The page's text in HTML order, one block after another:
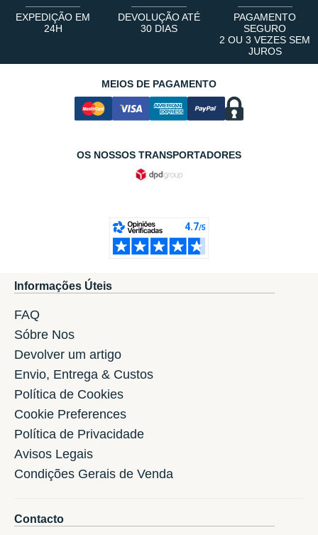
EXPEDIÇÃO EM
24H
DEVOLUÇÃO ATÉ
30 DIAS
PAGAMENTO
SEGURO
2 OU 3 VEZES SEM
JUROS
MEIOS DE PAGAMENTO
OS NOSSOS TRANSPORTADORES
Informações Úteis
FAQ
Sóbre Nos
Devolver um artigo
Envio, Entrega & Custos
Política de Cookies
Cookie Preferences
Política de Privacidade
Avisos Legais
Condições Gerais de Venda
Contacto